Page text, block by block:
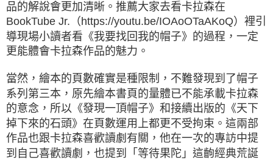
品的解說會更加清晰。推薦大家去看卡拉森在
BookTube Jr.（https://youtu.be/IOAoOTaAKoQ）裡引
導現場小讀者看《我要找回我的帽子》的過程，一定
更能體會卡拉森作品的魅力。
當然，繪本的頁數確實是種限制，不難發現到了帽子
系列第三本，原先繪本書頁的量體已不能承載卡拉森
的意念，所以《發現一頂帽子》和接續出版的《天下
掉下來的石頭》在頁數運用上都更不受拘束。這兩部
作品也跟卡拉森喜歡讀劇有關，他在一次的專訪中提
到自己喜歡讀劇，也提到「等待果陀」這齣經典荒誕